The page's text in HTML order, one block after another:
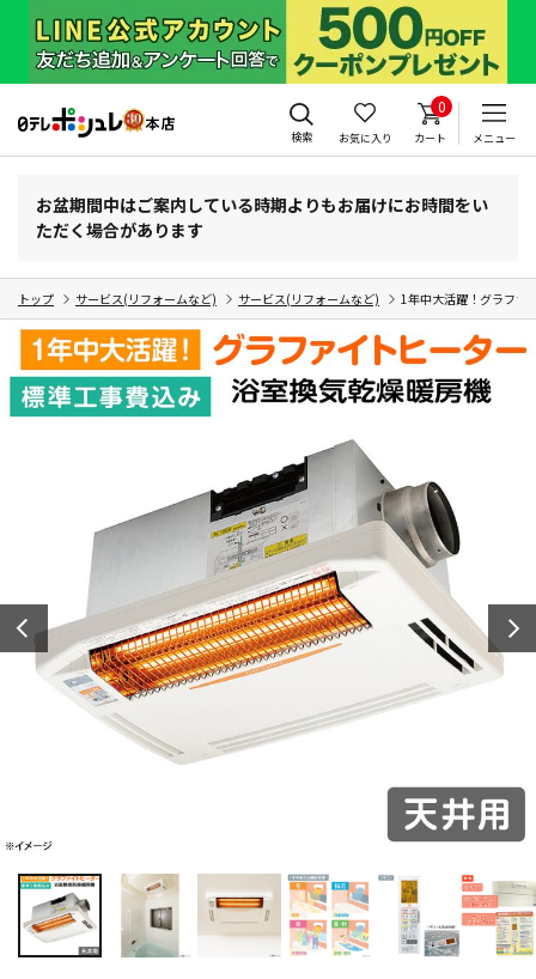
検索 お気に入り
0
カート メニュー
お盆期間中はご案内している時期よりもお届けにお時間をい
ただく場合があります
トップ サービス(リフォームなど) サービス(リフォームなど) 1年中大活躍！グラファ